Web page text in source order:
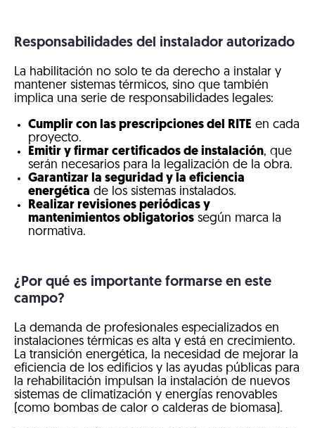
Responsabilidades del instalador autorizado
La habilitación no solo te da derecho a instalar y
mantener sistemas térmicos, sino que también
implica una serie de responsabilidades legales:
Cumplir con las prescripciones del RITE en cada
proyecto.
Emitir y firmar certificados de instalación, que
serán necesarios para la legalización de la obra.
Garantizar la seguridad y la eficiencia
energética de los sistemas instalados.
Realizar revisiones periódicas y
mantenimientos obligatorios según marca la
normativa.
¿Por qué es importante formarse en este
campo?
La demanda de profesionales especializados en
instalaciones térmicas es alta y está en crecimiento.
La transición energética, la necesidad de mejorar la
eficiencia de los edificios y las ayudas públicas para
la rehabilitación impulsan la instalación de nuevos
sistemas de climatización y energías renovables
(como bombas de calor o calderas de biomasa).